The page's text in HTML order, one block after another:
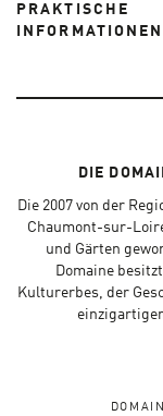
PRAKTISCHE
INFORMATIONEN
DIE
Die 2007 von der
Chaumont-sur-
und Gärten
Domaine
Kulturerbes, der